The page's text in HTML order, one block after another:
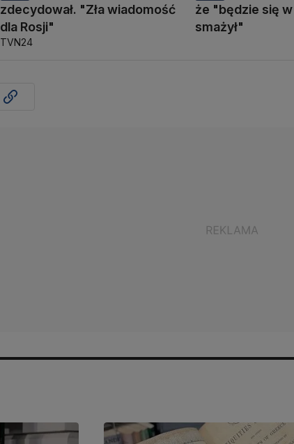
zdecydował. "Zła wiadomość
dla Rosji"
TVN24
że "będzie się
smażył"